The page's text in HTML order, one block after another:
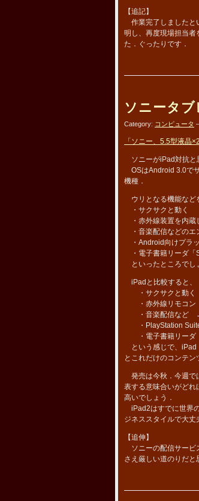
【追記】
作業完了しましたと
明し、再度現場担当者
た．ぐったりです．
ソニータブ
Category: コンピュータ
「ソニー、5.5型液晶
ソニーがiPad対抗と
OSはAndroid 3.0で
機種．
ウリとなる機能など
・サクサクと動く
・赤外線装置を内蔵
・音楽配信などのエ
・Android向けプラ
・電子書籍リーダ「
といったところでし
iPadと比較すると、
・サクサクと動
・赤外線リモコン
・音楽配信など →
・PlayStation
・電子書籍リーダ
という感じで、iPad
とこれだけのコンテン
発売は今秋．今週で
表する意味合いがどれ
高いでしょう．
iPad2はすでに世界
ジネススタイルで大丈
【追伸】
ソニーの配信サービ
さえ厳しい道のりだと